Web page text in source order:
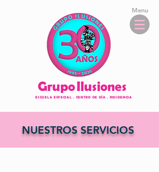
Menu
GrupoIlusiones
ESCUELA ESPECIAL . CENTRO DE DÍA . RESIDENCIA
NUESTROS SERVICIOS